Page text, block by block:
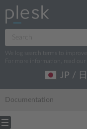
We log search terms to
For more information, read our
JP /
Documentation